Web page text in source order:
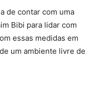
de contar com uma
Bibi para lidar com
essas medidas em
um ambiente livre de